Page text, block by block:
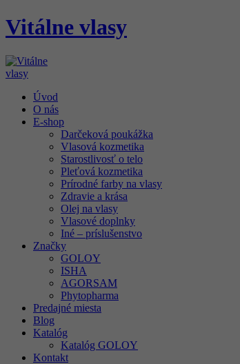
Vitálne vlasy
Úvod
O nás
E-shop
Darčeková poukážka
Vlasová kozmetika
Starostlivosť o telo
Pleťová kozmetika
Prírodné farby na vlasy
Zdravie a krása
Olej na vlasy
Vlasové doplnky
Iné – príslušenstvo
Značky
GOLOY
ISHA
AGORSAM
Phytopharma
Predajné miesta
Blog
Katalóg
Katalóg GOLOY
Kontakt